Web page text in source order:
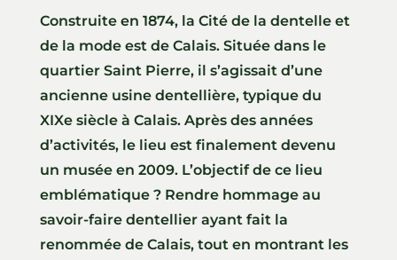
Construite en 1874, la Cité de la dentelle et
de la mode est de Calais. Située dans le
quartier Saint Pierre, il s’agissait d’une
ancienne usine dentellière, typique du
XIXe siècle à Calais. Après des années
d’activités, le lieu est finalement devenu
un musée en 2009. L’objectif de ce lieu
emblématique ? Rendre hommage au
savoir-faire dentellier ayant fait la
renommée de Calais, tout en montrant les